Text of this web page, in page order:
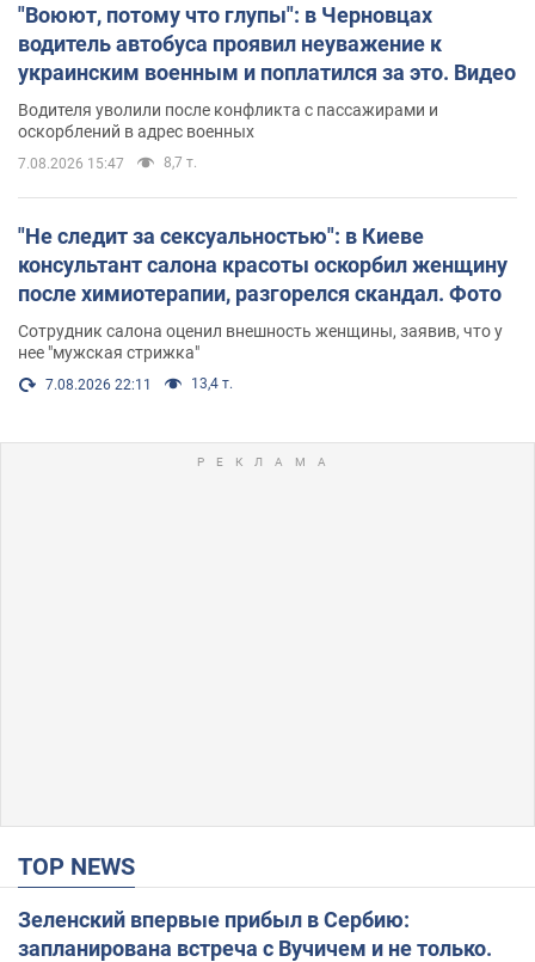
"Воюют, потому что глупы": в Черновцах
водитель автобуса проявил неуважение к
украинским военным и поплатился за это. Видео
Водителя уволили после конфликта с пассажирами и
оскорблений в адрес военных
7.08.2026 15:47 8,7 т.
"Не следит за сексуальностью": в Киеве
консультант салона красоты оскорбил женщину
после химиотерапии, разгорелся скандал. Фото
Сотрудник салона оценил внешность женщины, заявив, что у
нее "мужская стрижка"
7.08.2026 22:11 13,4 т.
TOP NEWS
Зеленский впервые прибыл в Сербию:
запланирована встреча с Вучичем и не только.